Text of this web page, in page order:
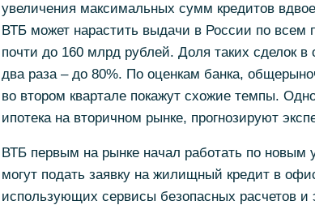
увеличения максимальных сумм кредитов
ВТБ может нарастить выдачи в России по всем
почти до 160 млрд рублей. Доля таких сделок
два раза – до 80%. По оценкам банка,
во втором квартале покажут схожие темпы.
ипотека на вторичном рынке, прогнозируют
ВТБ первым на рынке начал работать по новым
могут подать заявку на жилищный кредит в
использующих сервисы безопасных расчетов и